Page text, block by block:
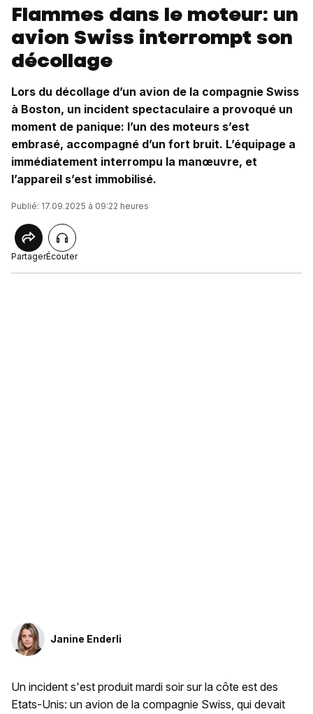
Flammes dans le moteur: un
avion Swiss interrompt son
décollage
Lors du décollage d’un avion de la compagnie Swiss
à Boston, un incident spectaculaire a provoqué un
moment de panique: l’un des moteurs s’est
embrasé, accompagné d’un fort bruit. L’équipage a
immédiatement interrompu la manœuvre, et
l’appareil s’est immobilisé.
Publié: 17.09.2025 à 09:22 heures
PartagerÉcouter
Janine Enderli
Un incident s'est produit mardi soir sur la côte est des
Etats-Unis: un avion de la compagnie Swiss, qui devait